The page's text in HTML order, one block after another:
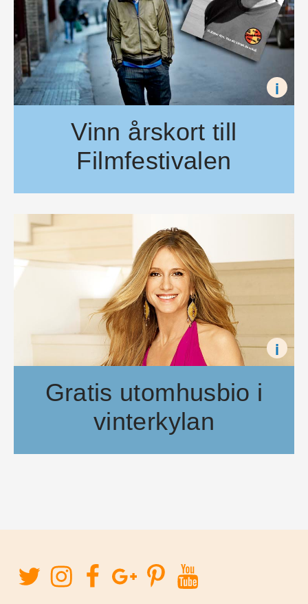
i
Vinn årskort till
Filmfestivalen
Tio lyckliga vinnare får varsitt festivalpaket innehållande
Gratis utomhusbio i
vinterkylan
Under Stockholms Filmfestival kan du se film gratis på
i